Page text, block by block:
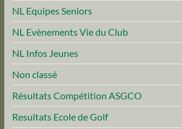
NL Equipes Seniors
NL Evènements Vie du Club
NL Infos Jeunes
Non classé
Résultats Compétition ASGCO
Resultats Ecole de Golf